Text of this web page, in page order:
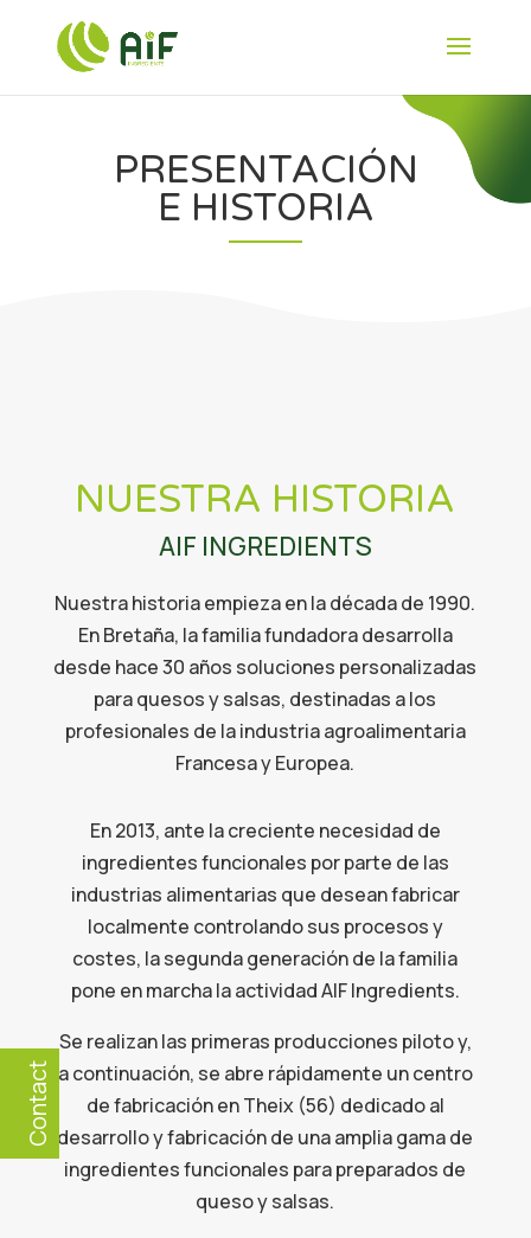
Contact
PRESENTACIÓN
E HISTORIA
NUESTRA HISTORIA
AIF INGREDIENTS
Nuestra historia empieza en la década de 1990.
En Bretaña, la familia fundadora desarrolla
desde hace 30 años soluciones personalizadas
para quesos y salsas, destinadas a los
profesionales de la industria agroalimentaria
Francesa y Europea.
En 2013, ante la creciente necesidad de
ingredientes funcionales por parte de las
industrias alimentarias que desean fabricar
localmente controlando sus procesos y
costes, la segunda generación de la familia
pone en marcha la actividad AIF Ingredients.
Se realizan las primeras producciones piloto y,
a continuación, se abre rápidamente un centro
de fabricación en Theix (56) dedicado al
desarrollo y fabricación de una amplia gama de
ingredientes funcionales para preparados de
queso y salsas.